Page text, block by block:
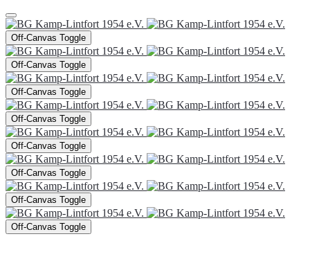
Off-Canvas Toggle
Off-Canvas Toggle
Off-Canvas Toggle
Off-Canvas Toggle
Off-Canvas Toggle
Off-Canvas Toggle
Off-Canvas Toggle
Off-Canvas Toggle